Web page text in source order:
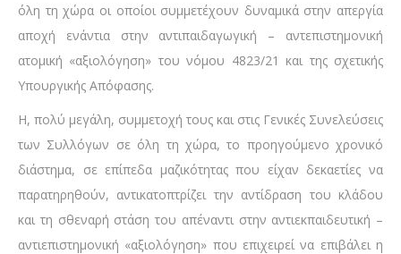
όλη τη χώρα οι οποίοι συμμετέχουν δυναμικά στην απεργία
αποχή ενάντια στην αντιπαιδαγωγική – αντεπιστημονική
ατομική «αξιολόγηση» του νόμου 4823/21 και της σχετικής
Υπουργικής Απόφασης.
Η, πολύ μεγάλη, συμμετοχή τους και στις Γενικές Συνελεύσεις
των Συλλόγων σε όλη τη χώρα, το προηγούμενο χρονικό
διάστημα, σε επίπεδα μαζικότητας που είχαν δεκαετίες να
παρατηρηθούν, αντικατοπτρίζει την αντίδραση του κλάδου
και τη σθεναρή στάση του απέναντι στην αντιεκπαιδευτική –
αντιεπιστημονική «αξιολόγηση» που επιχειρεί να επιβάλει η